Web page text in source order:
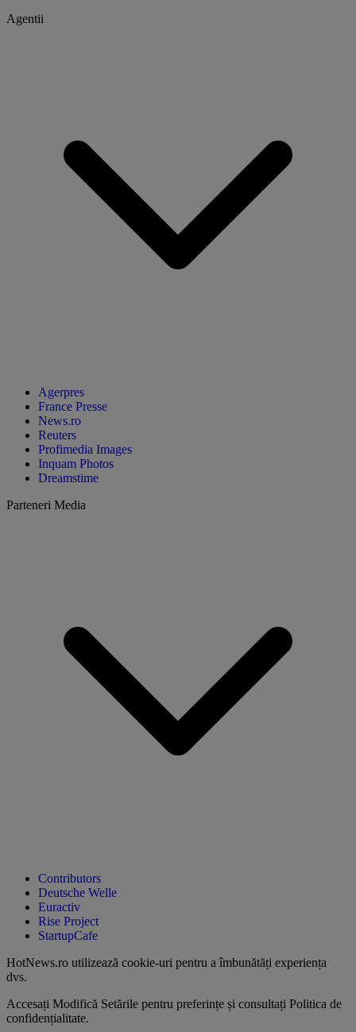
Agentii
Agerpres
France Presse
News.ro
Reuters
Profimedia Images
Inquam Photos
Dreamstime
Parteneri Media
Contributors
Deutsche Welle
Euractiv
Rise Project
StartupCafe
HotNews.ro utilizează cookie-uri pentru a îmbunătăți experiența
dvs.
Accesați Modifică Setările pentru preferințe și consultați Politica de
confidențialitate.